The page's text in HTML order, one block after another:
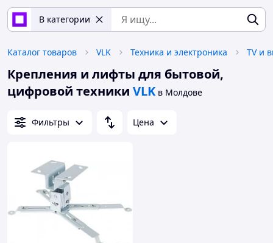
В категории
Каталог товаров VLK Техника и электроника TV и
Крепления и лифты для бытовой,
цифровой техники VLK в Молдове
Фильтры Цена